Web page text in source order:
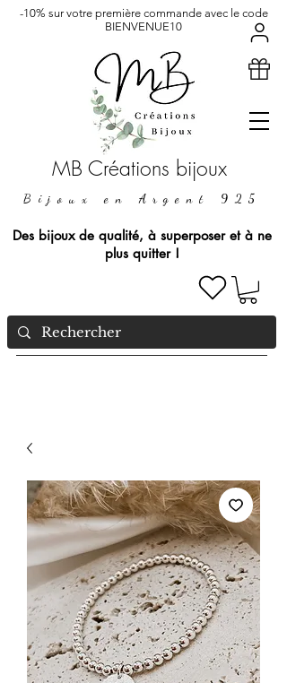
MB Créations bijoux
Bijoux en Argent 925
Des bijoux de qualité, à superposer et à ne
plus quitter !
-10% sur votre première commande avec le code
BIENVENUE10